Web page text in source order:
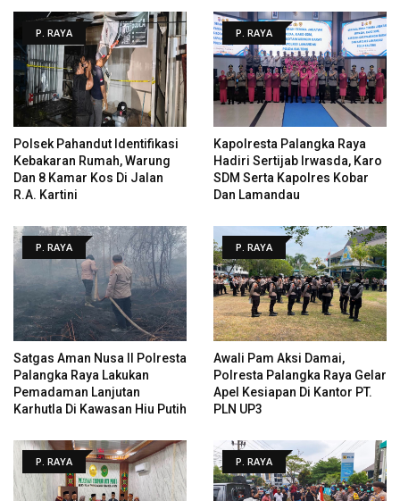
P. RAYA
Polsek Pahandut Identifikasi
Kebakaran Rumah, Warung
Dan 8 Kamar Kos Di Jalan
R.A. Kartini
P. RAYA
Kapolresta Palangka Raya
Hadiri Sertijab Irwasda, Karo
SDM Serta Kapolres Kobar
Dan Lamandau
P. RAYA
Satgas Aman Nusa II Polresta
Palangka Raya Lakukan
Pemadaman Lanjutan
Karhutla Di Kawasan Hiu Putih
P. RAYA
Awali Pam Aksi Damai,
Polresta Palangka Raya Gelar
Apel Kesiapan Di Kantor PT.
PLN UP3
P. RAYA P. RAYA